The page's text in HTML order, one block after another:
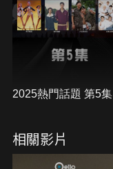
2025熱門話題 第5集
相關影片